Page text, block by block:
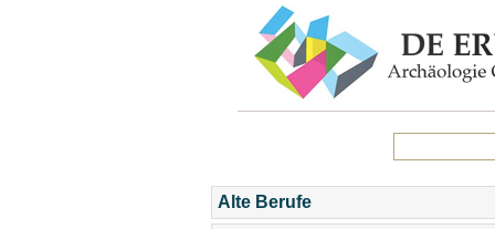
Alte Berufe